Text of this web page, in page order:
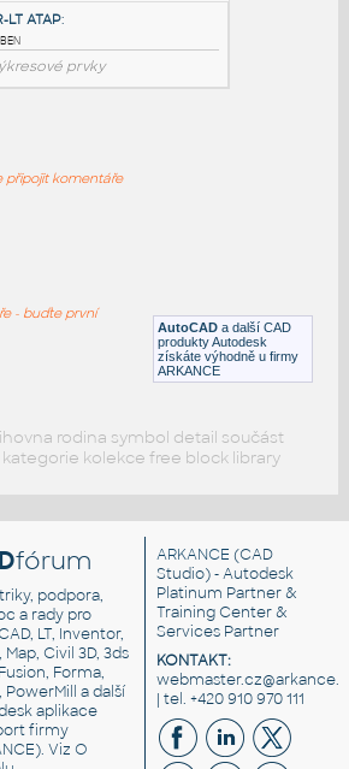
HOKBEN
Výkresové prvky
Výkresové prvky
Výkresové prvkyAutoCAD a další CAD
produkty Autodesk
získáte výhodně u firmy
ARKANCE
připojit komentáře
- buďte první
rodina symbol detail součást
kategorie kolekce free block library
fórum
podpora,
a rady pro
LT, Inventor,
Map, Civil 3D, 3ds
Forma,
PowerMill a další
aplikace
firmy
VizO
ARKANCE (CAD
Studio) - Autodesk
Platinum Partner &
Training Center &
Services Partner
KONTAKT:
| tel. +420 910 970 111